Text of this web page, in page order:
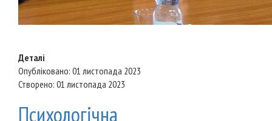
Деталі
Опубліковано: 01 листопада 2023
Створено: 01 листопада 2023
Психологічна